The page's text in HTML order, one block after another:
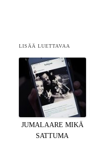
LISÄÄ LUETTAVAA
JUMALAARE MIKÄ
SATTUMA